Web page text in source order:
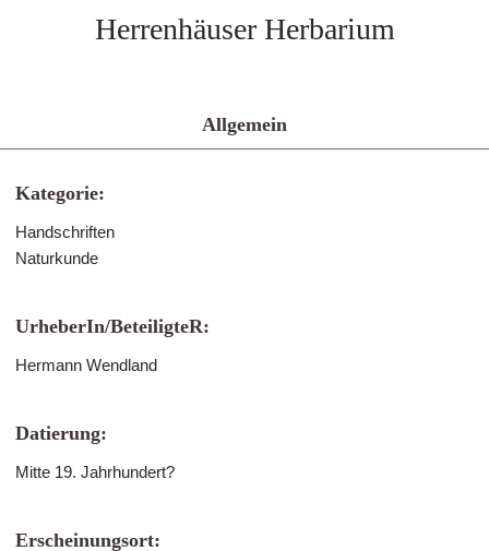
Herrenhäuser Herbarium
Allgemein
Kategorie:
Handschriften
Naturkunde
UrheberIn/BeteiligteR:
Hermann Wendland
Datierung:
Mitte 19. Jahrhundert?
Erscheinungsort: